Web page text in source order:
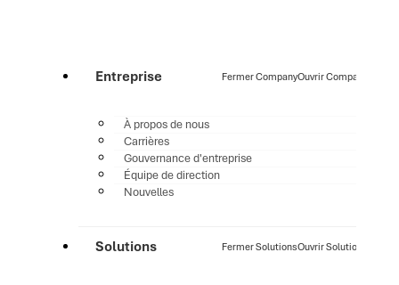
Entreprise Fermer CompanyOuvrir Company
À propos de nous
Carrières
Gouvernance d'entreprise
Équipe de direction
Nouvelles
Solutions Fermer SolutionsOuvrir Solutions